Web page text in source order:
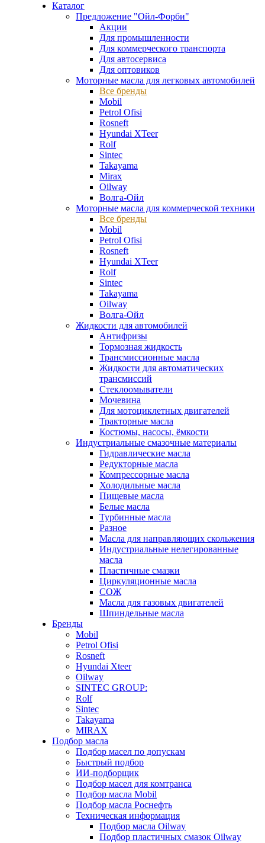
Каталог
Предложение "Ойл-Форби"
Акции
Для промышленности
Для коммерческого транспорта
Для автосервиса
Для оптовиков
Моторные масла для легковых автомобилей
Все бренды
Mobil
Petrol Ofisi
Rosneft
Hyundai XTeer
Rolf
Sintec
Takayama
Mirax
Oilway
Волга-Ойл
Моторные масла для коммерческой техники
Все бренды
Mobil
Petrol Ofisi
Rosneft
Hyundai XTeer
Rolf
Sintec
Takayama
Oilway
Волга-Ойл
Жидкости для автомобилей
Антифризы
Тормозная жидкость
Трансмиссионные масла
Жидкости для автоматических
трансмиссий
Стеклоомыватели
Мочевина
Для мотоциклетных двигателей
Тракторные масла
Костюмы, насосы, ёмкости
Индустриальные смазочные материалы
Гидравлические масла
Редукторные масла
Компрессорные масла
Холодильные масла
Пищевые масла
Белые масла
Турбинные масла
Разное
Масла для направляющих скольжения
Индустриальные нелегированные
масла
Пластичные смазки
Циркуляционные масла
СОЖ
Масла для газовых двигателей
Шпиндельные масла
Бренды
Mobil
Petrol Ofisi
Rosneft
Hyundai Xteer
Oilway
SINTEC GROUP:
Rolf
Sintec
Takayama
MIRAX
Подбор масла
Подбор масел по допускам
Быстрый подбор
ИИ-подборщик
Подбор масел для комтранса
Подбор масла Mobil
Подбор масла Роснефть
Техническая информация
Подбор масла Oilway
Подбор пластичных смазок Oilway